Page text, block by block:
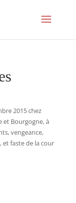
2015 chez
et Bourgogne, à
vengeance,
et faste de la cour